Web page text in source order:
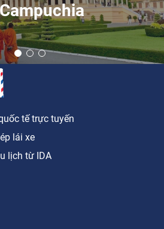
tế trực tuyến
lái xe
lịch từ IDA